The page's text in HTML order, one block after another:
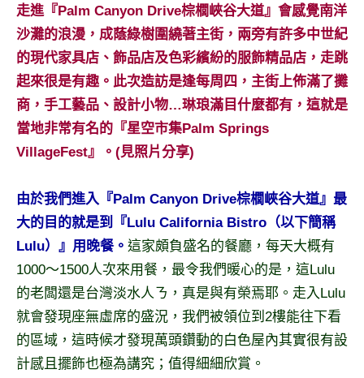
業
講
座、
部
落
客
及
旅
誌
專
欄、
觀
光
合
作
達
走進『Palm Canyon Drive棕櫚峽谷大道』會感覺南洋
沙灘的浪漫，成蔭綠樹圍繞著主街，兩旁有許多中世紀
的現代家具店、飾品店及色彩繽紛的服飾精品店，走跳
起來很是有趣。此次造訪是逢每周四，主街上佈滿了攤
商，手工藝品、設計小物…琳琅滿目什麼都有，這就是
當地非常有名的『星空市集Palm Springs
VillageFest』。(見照片分享)
由於我們進入『Palm Canyon Drive棕櫚峽谷大道』最
大的目的就是到『Lulu California Bistro（以下簡稱
Lulu）』用晚餐。 這家頗負盛名的餐廳，每天大概有
1000～1500人次來用餐，最令我們暖心的是，這Lulu
的老闆還是台灣淡水人ㄋ，真是與有榮焉耶。走入Lulu
就會發現座無虛席的盛況，我們被領位到2樓能往下看
的區域，這時候才發現萬頭鑽動的白色屋內其實很有設
計感且擺飾也極為講究；值得細細欣賞。